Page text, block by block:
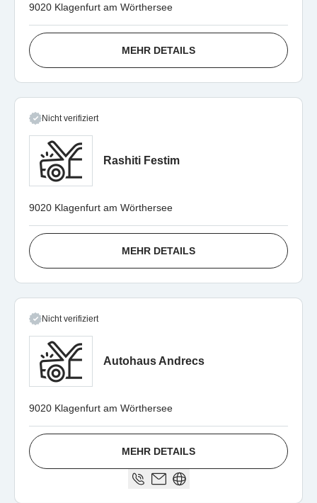
9020 Klagenfurt am Wörthersee
MEHR DETAILS
Nicht verifiziert
Rashiti Festim
9020 Klagenfurt am Wörthersee
MEHR DETAILS
Nicht verifiziert
Autohaus Andrecs
9020 Klagenfurt am Wörthersee
MEHR DETAILS